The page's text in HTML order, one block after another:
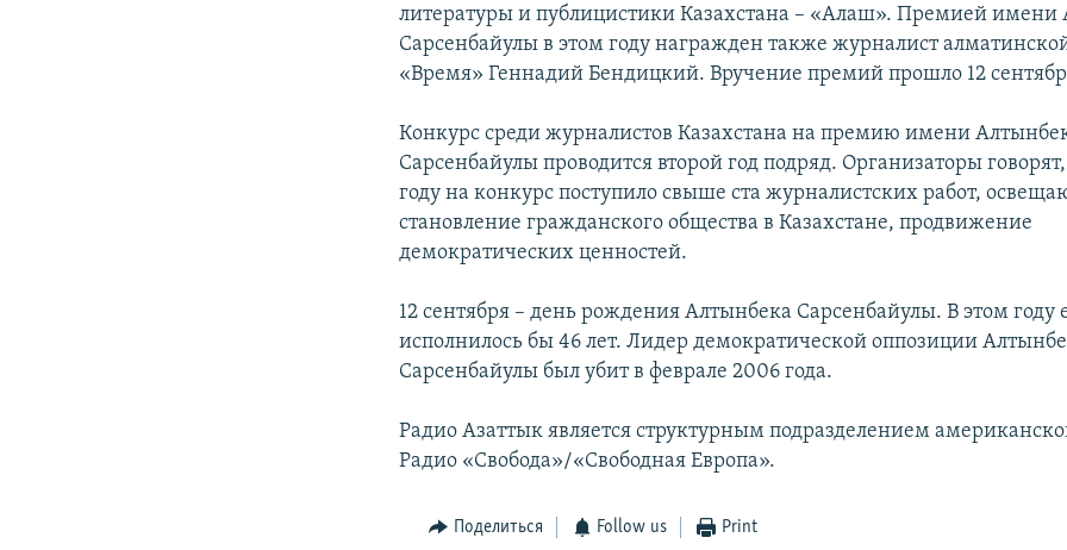
литературы и публицистики Казахстана – «Алаш». Премией имени
Сарсенбайулы в этом году награжден также журналист
«Время» Геннадий Бендицкий. Вручение премий прошло 12
Конкурс среди журналистов Казахстана на премию имени
Сарсенбайулы проводится второй год подряд. Организаторы
году на конкурс поступило свыше ста журналистских работ,
становление гражданского общества в Казахстане, продвижение
демократических ценностей.
12 сентября – день рождения Алтынбека Сарсенбайулы. В этом году
исполнилось бы 46 лет. Лидер демократической оппозиции
Сарсенбайулы был убит в феврале 2006 года.
Радио Азаттык является структурным подразделением
Радио «Свобода»/«Свободная Европа».
Поделиться Follow us Print